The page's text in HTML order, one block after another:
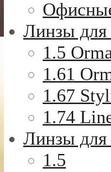
Линзы для
1.5
1.61
1.67
1.74
Линзы для
1.5